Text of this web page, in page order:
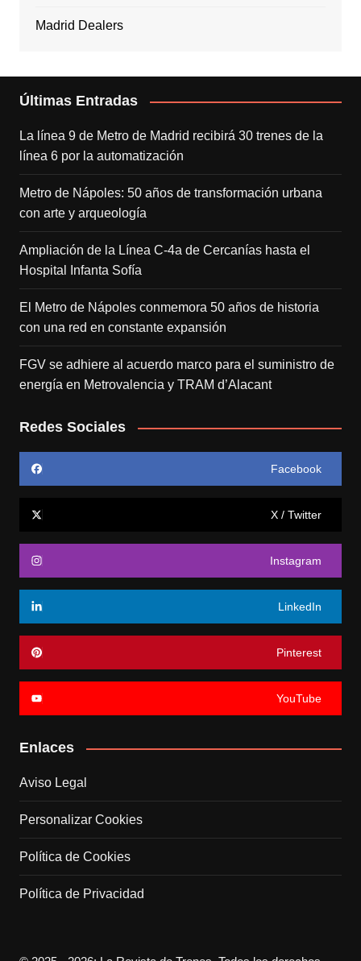
Madrid Dealers
Últimas Entradas
La línea 9 de Metro de Madrid recibirá 30 trenes de la
línea 6 por la automatización
Metro de Nápoles: 50 años de transformación urbana
con arte y arqueología
Ampliación de la Línea C-4a de Cercanías hasta el
Hospital Infanta Sofía
El Metro de Nápoles conmemora 50 años de historia
con una red en constante expansión
FGV se adhiere al acuerdo marco para el suministro de
energía en Metrovalencia y TRAM d’Alacant
Redes Sociales
Facebook
X / Twitter
Instagram
LinkedIn
Pinterest
YouTube
Enlaces
Aviso Legal
Personalizar Cookies
Política de Cookies
Política de Privacidad